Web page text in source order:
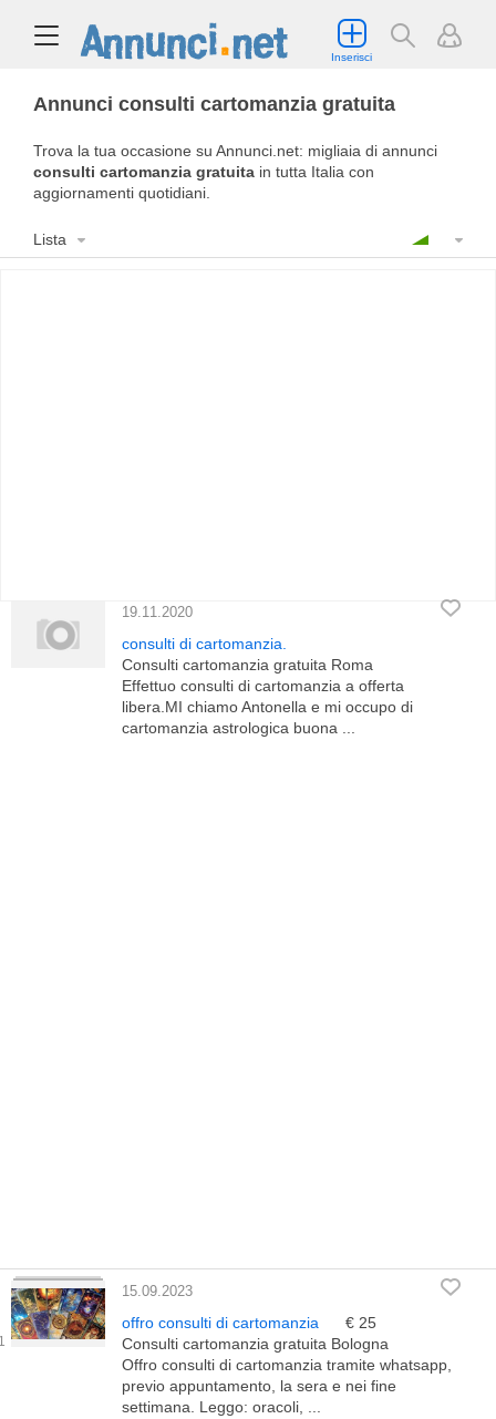
Inserisci
Annunci consulti cartomanzia gratuita
Trova la tua occasione su Annunci.net: migliaia di annunci
consulti cartomanzia gratuita in tutta Italia con
aggiornamenti quotidiani.
Lista
19.11.2020
consulti di cartomanzia.
Consulti cartomanzia gratuita Roma
Effettuo consulti di cartomanzia a offerta
libera.MI chiamo Antonella e mi occupo di
cartomanzia astrologica buona ...
15.09.2023
offro consulti di cartomanzia
€ 25
Consulti cartomanzia gratuita Bologna
Offro consulti di cartomanzia tramite whatsapp,
previo appuntamento, la sera e nei fine
settimana. Leggo: oracoli, ...